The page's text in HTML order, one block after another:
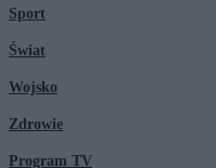
Sport
Świat
Wojsko
Zdrowie
Program TV